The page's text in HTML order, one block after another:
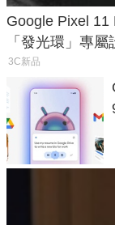
Google Pixel 11
「發光環」專
3C新品